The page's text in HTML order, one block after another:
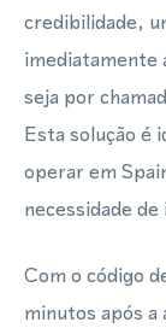
credibilidade,
imediatamente
seja por
Esta solução é
operar em
necessidade
Com o código
minutos após